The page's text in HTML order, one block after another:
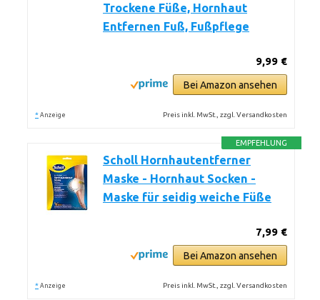
Trockene Füße, Hornhaut
Entfernen Fuß, Fußpflege
9,99 €
Bei Amazon ansehen
* Anzeige Preis inkl. MwSt., zzgl. Versandkosten
EMPFEHLUNG
Scholl Hornhautentferner
Maske - Hornhaut Socken -
Maske für seidig weiche Füße
7,99 €
Bei Amazon ansehen
* Anzeige Preis inkl. MwSt., zzgl. Versandkosten